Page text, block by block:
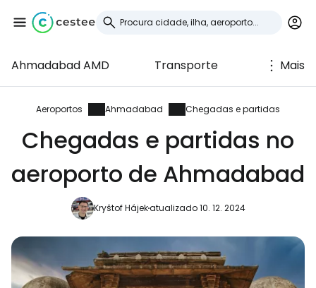
Ahmadabad AMD Transporte Mais
Aeroportos Ahmadabad Chegadas e partidas
Chegadas e partidas no
aeroporto de Ahmadabad
Kryštof Hájekatualizado 10. 12. 2024
Iniciar sessão no
Cestee
... a comunidade mundial de viajantes
Continuar com o Facebook